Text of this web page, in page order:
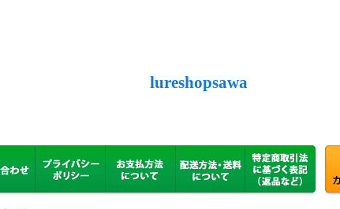
lureshopsawa